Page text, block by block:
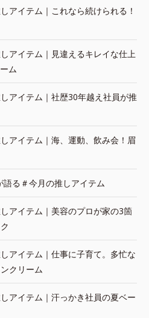
アイテム｜これなら続けられる！
アイテム｜見違えるキレイな仕上
ム
アイテム｜社歴30年越え社員が推
アイテム｜海、運動、飲み会！眉
る＃今月の推しアイテム
アイテム｜美容のプロが家の3箇
アイテム｜仕事に子育て。多忙な
クリーム
アイテム｜汗っかき社員の夏ベー